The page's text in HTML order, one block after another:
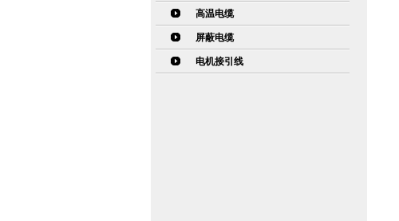
高温电缆
屏蔽电缆
电机接引线